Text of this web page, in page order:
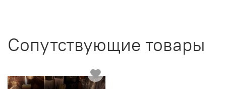
Сопутствующие товары